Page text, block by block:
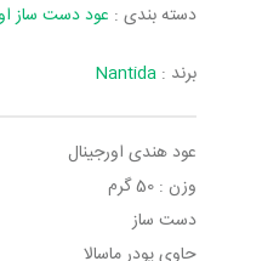
دسته بندی : عود دست ساز
برند : Nantida
عود هندی اورجینال
وزن : 50 گرم
دست ساز